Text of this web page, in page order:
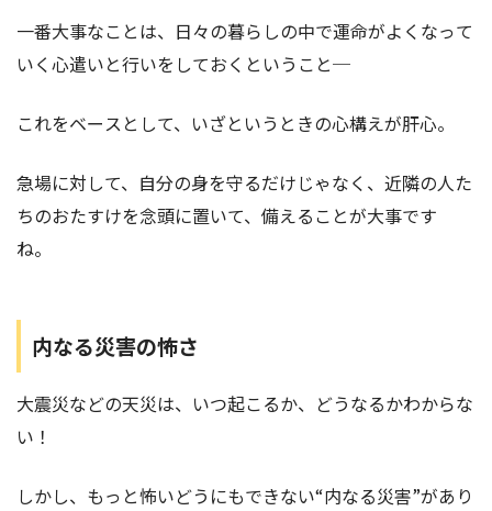
一番大事なことは、日々の暮らしの中で運命がよくなって
いく心遣いと行いをしておくということ─
これをベースとして、いざというときの心構えが肝心。
急場に対して、自分の身を守るだけじゃなく、近隣の人た
ちのおたすけを念頭に置いて、備えることが大事です
ね。
内なる災害の怖さ
大震災などの天災は、いつ起こるか、どうなるかわからな
い！
しかし、もっと怖いどうにもできない“内なる災害”があり